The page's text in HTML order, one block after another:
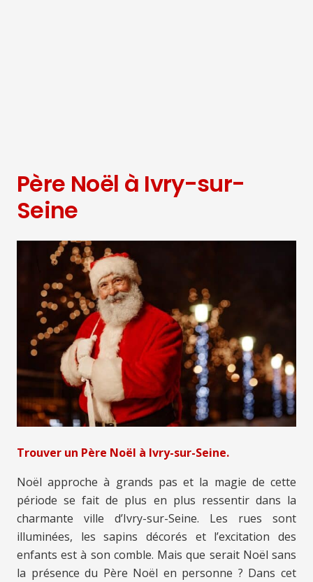
Père Noël à Ivry-sur-
Seine
Trouver un Père Noël à Ivry-sur-Seine.
Noël approche à grands pas et la magie de cette
période se fait de plus en plus ressentir dans la
charmante ville d’Ivry-sur-Seine. Les rues sont
illuminées, les sapins décorés et l’excitation des
enfants est à son comble. Mais que serait Noël sans
la présence du Père Noël en personne ? Dans cet